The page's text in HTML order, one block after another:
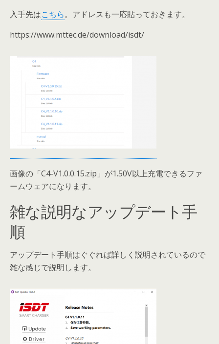
入手先はこちら。アドレスも一応貼っておきます。
https://www.mttec.de/download/isdt/
画像の「C4-V1.0.0.15.zip」が1.50V以上充電できるファ
ームウェアになります。
雑な説明なアップデート手
順
アップデート手順はぐぐれば詳しく説明されているので
雑な感じで説明します。